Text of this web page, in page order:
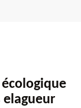
elagueur